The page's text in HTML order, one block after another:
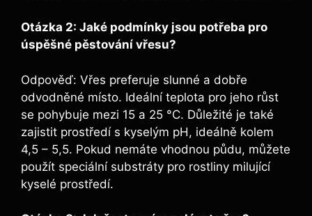
Otázka 2: Jaké podmínky jsou potřeba pro
úspěšné pěstování vřesu?
Odpověď: Vřes preferuje slunné a dobře
odvodněné místo. Ideální teplota pro jeho růst
se pohybuje mezi 15 a 25 °C. Důležité je také
zajistit prostředí s kyselým pH, ideálně kolem
4,5 – 5,5. Pokud nemáte vhodnou půdu, můžete
použít speciální substráty pro rostliny milující
kyselé prostředí.